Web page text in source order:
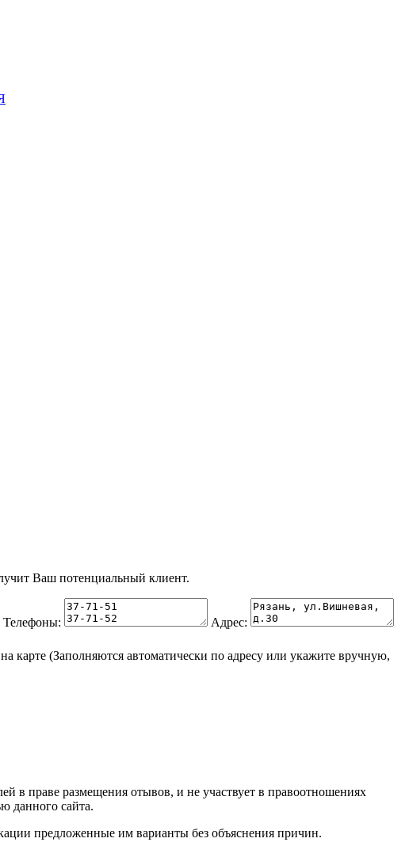
Ваш потенциальный клиент.
Телефоны: Адрес:
карте (Заполняются автоматически по адресу или укажите вручную,
в праве размещения отывов, и не участвует в правоотношениях
данного сайта.
предложенные им варианты без объяснения причин.